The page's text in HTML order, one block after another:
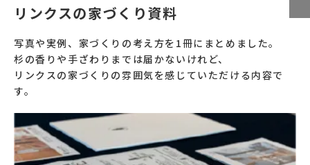
リンクスの家づくり資料
写真や実例、家づくりの考え方を1冊にまとめました。
杉の香りや手ざわりまでは届かないけれど、
リンクスの家づくりの雰囲気を感じていただける内容で
す。